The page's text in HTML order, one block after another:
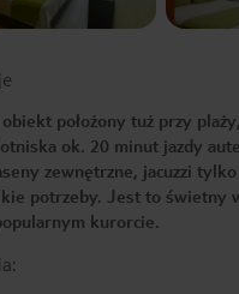
położony tuż przy
ok. 20 minut jazdy
zewnętrzne, jacuzzi
potrzeby. Jest to
kurorcie.